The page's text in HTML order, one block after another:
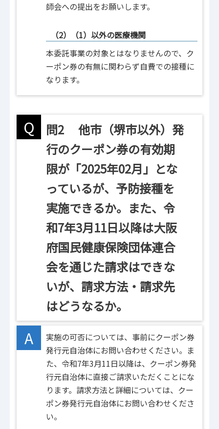
師会への提出をお願いします。
（2）（1）以外の医療機関
本委託事業の対象とはなりませんので、ク
ーポン券の有無に関わらず自費での接種に
なります。
Q
問2 他市（堺市以外）発
行のクーポン券の有効期
限が「2025年02月」とな
っているが、予防接種を
実施できるか。また、令
和7年3月11日以降は大阪
府国民健康保険団体連合
会を通じた請求はできな
いが、請求方法・請求先
はどうなるか。
A
実施の可否については、事前にクーポン券
発行元自治体にお問い合わせください。ま
た、令和7年3月11日以降は、クーポン券発
行元自治体に直接ご請求いただくことにな
ります。請求方法と詳細については、クー
ポン券発行元自治体にお問い合わせくださ
い。